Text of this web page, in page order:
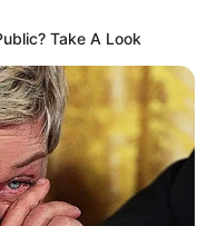
Take A Look